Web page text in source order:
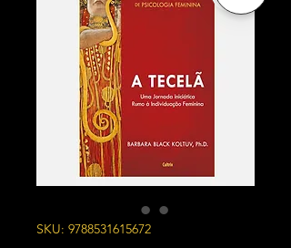
SKU: 9788531615672